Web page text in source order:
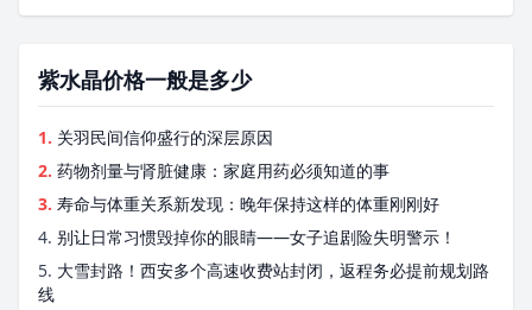
紫水晶价格一般是多少
1. 关羽民间信仰盛行的深层原因
2. 药物剂量与肾脏健康：家庭用药必须知道的事
3. 寿命与体重关系新发现：晚年保持这样的体重刚刚好
4. 别让日常习惯毁掉你的眼睛——女子追剧险失明警示！
5. 大雪封路！西安多个高速收费站封闭，返程务必提前规划路
线